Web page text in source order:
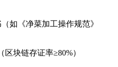
如《净菜加工操作规范》
块链存证率≥80%）